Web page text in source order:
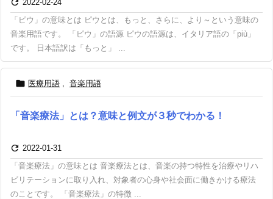
 2022-02-24
「ピウ」の意味とは ピウとは、もっと、さらに、より～という意味の
音楽用語です。 「ピウ」の語源 ピウの語源は、イタリア語の「più」
です。 日本語訳は「もっと」 ...
 医療用語 , 音楽用語
「音楽療法」とは？意味と例文が３秒でわかる！
 2022-01-31
「音楽療法」の意味とは 音楽療法とは、音楽の持つ特性を治療やリハ
ビリテーションに取り入れ、対象者の心身や社会面に働きかける療法
のことです。 「音楽療法」の特徴 ...